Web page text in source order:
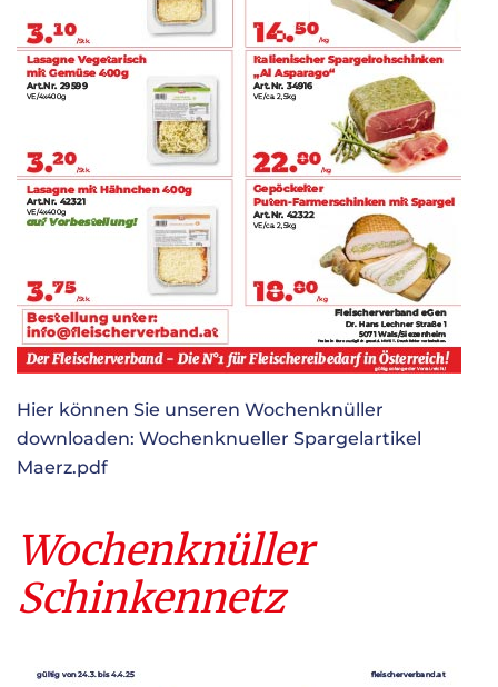
Hier können Sie unseren Wochenknüller
downloaden: Wochenknueller Spargelartikel
Maerz.pdf
Wochenknüller
Schinkennetz